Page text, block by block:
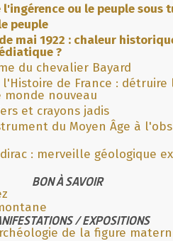
l'ingérence ou le peuple sous
peuple
mai 1922 : chaleur
?
du chevalier Bayard
de France : détruire
nouveau
et crayons jadis
du Moyen Âge à
: merveille géologique
BON À SAVOIR
/ EXPOSITIONS
de la figure